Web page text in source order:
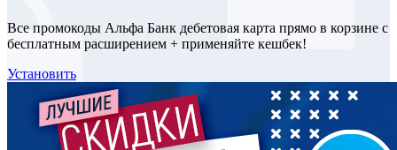
Все промокоды Альфа Банк дебетовая карта прямо в корзине с
бесплатным расширением + применяйте кешбек!
Установить